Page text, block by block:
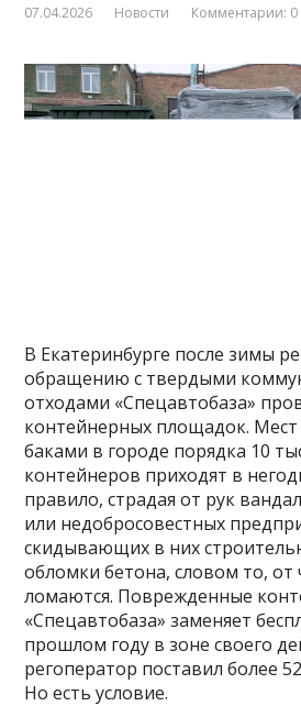
07.04.2026 Новости Комментарии: 0
В Екатеринбурге после зимы
обращению с твердыми
отходами «Спецавтобаза»
контейнерных площадок. Мест
баками в городе порядка 10
контейнеров приходят в
правило, страдая от рук
или недобросовестных
скидывающих в них
обломки бетона, словом то, от
ломаются. Поврежденные
«Спецавтобаза» заменяет
прошлом году в зоне своего
регоператор поставил более
Но есть условие.